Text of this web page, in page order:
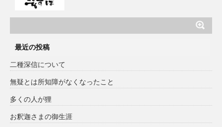
最近の投稿
二種深信について
無疑とは所知障がなくなったこと
多くの人が狸
お釈迦さまの御生涯